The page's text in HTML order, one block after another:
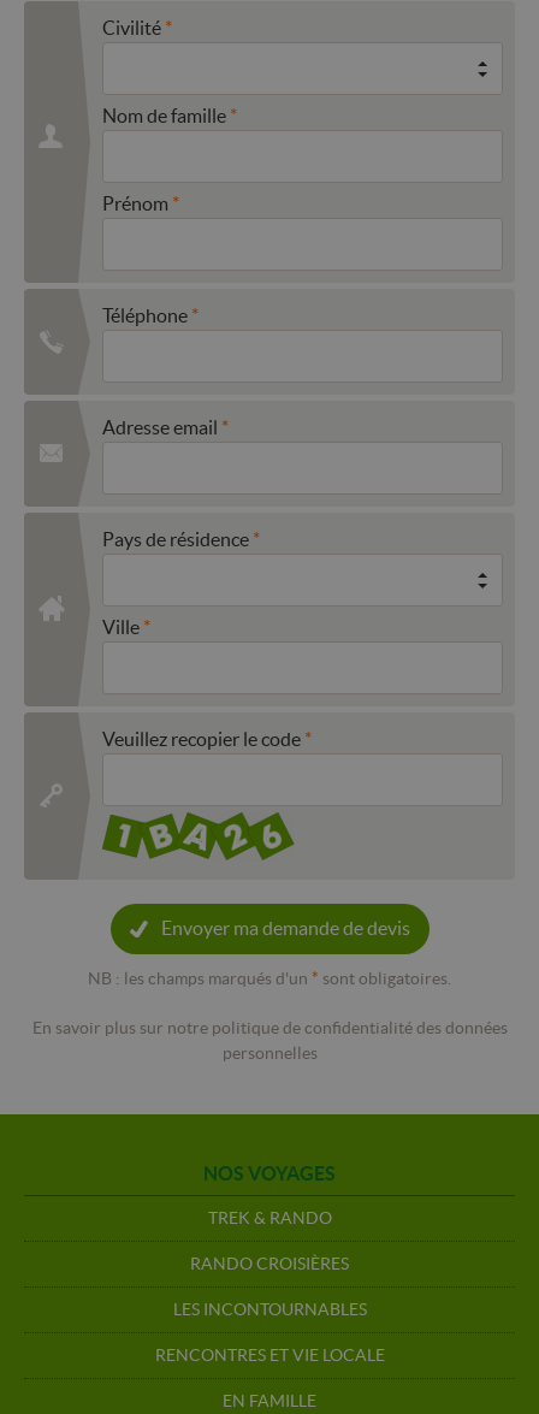
Civilité
Nom de famille
Prénom
Téléphone
Adresse email
Pays de résidence
Ville
Veuillez recopier le code
Envoyer ma demande de devis
NB : les champs marqués d'un * sont obligatoires.
En savoir plus sur notre politique de confidentialité des données
personnelles
NOS VOYAGES
TREK & RANDO
RANDO CROISIÈRES
LES INCONTOURNABLES
RENCONTRES ET VIE LOCALE
EN FAMILLE